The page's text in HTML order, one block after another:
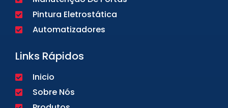
Pintura Eletrostática
Automatizadores
Links Rápidos
Inicio
Sobre Nós